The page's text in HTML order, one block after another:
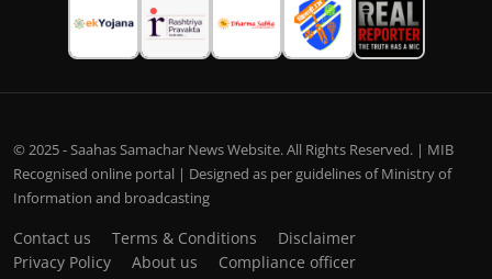
© 2025 - Saahas Samachar News Website. All Rights Reserved. | MIB
Recognised online portal | Designed as per guidelines of Ministry of
Information and broadcasting
Contact us Terms & Conditions
Disclaimer
Privacy Policy
About us Compliance officer